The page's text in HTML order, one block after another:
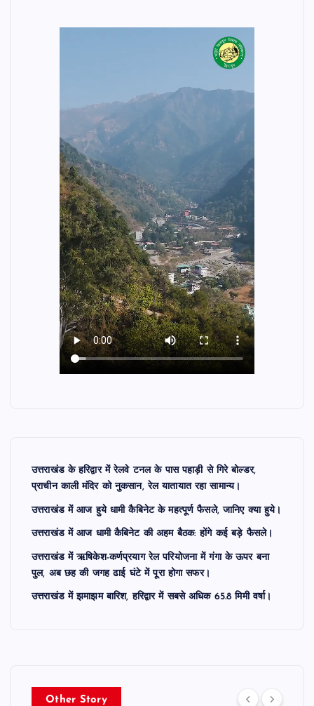
उत्तराखंड के हरिद्वार में रेलवे टनल के पास पहाड़ी से गिरे बोल्डर,
प्राचीन काली मंदिर को नुकसान, रेल यातायात रहा सामान्य।
उत्तराखंड में आज हुये धामी कैबिनेट के महत्पूर्ण फैसले, जानिए क्या हुये।
उत्तराखंड में आज धामी कैबिनेट की अहम बैठक: होंगे कई बड़े फैसले।
उत्तराखंड में ऋषिकेश-कर्णप्रयाग रेल परियोजना में गंगा के ऊपर बना
पुल, अब छह की जगह ढाई घंटे में पूरा होगा सफर।
उत्तराखंड में झमाझम बारिश, हरिद्वार में सबसे अधिक 65.8 मिमी वर्षा।
Other Story